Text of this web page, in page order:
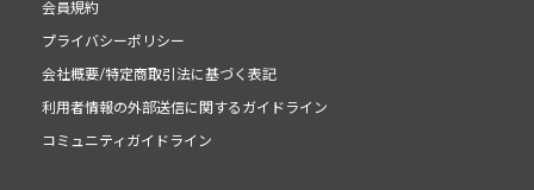
会員規約
プライバシーポリシー
会社概要/特定商取引法に基づく表記
利用者情報の外部送信に関するガイドライン
コミュニティガイドライン